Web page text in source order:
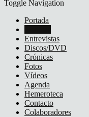
Toggle Navigation
Portada
Entrevistas
Discos/DVD
Crónicas
Fotos
Vídeos
Agenda
Hemeroteca
Contacto
Colaboradores